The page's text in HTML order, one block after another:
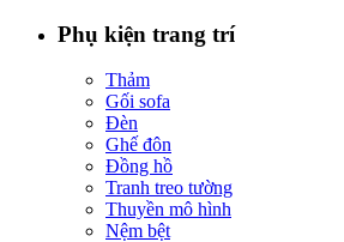
Phụ kiện trang trí
Thảm
Gối sofa
Đèn
Ghế đôn
Đồng hồ
Tranh treo tường
Thuyền mô hình
Nệm bệt